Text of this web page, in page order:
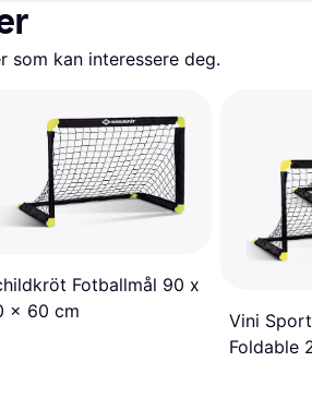
som kan interessere deg.
Fotballmål 90 x
x 60 cm
Vini
Foldable